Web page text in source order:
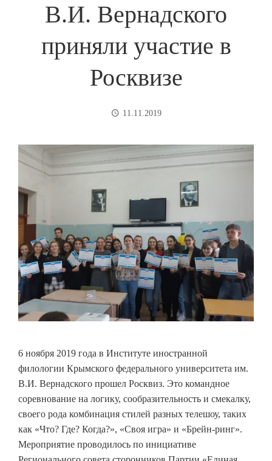
В.И. Вернадского
приняли участие в
Росквизе
11.11.2019
6 ноября 2019 года в Институте иностранной
филологии Крымского федерального университета им.
В.И. Вернадского прошел Росквиз. Это командное
соревнование на логику, сообразительность и смекалку,
своего рода комбинация стилей разных телешоу, таких
как «Что? Где? Когда?», «Своя игра» и «Брейн-ринг».
Мероприятие проводилось по инициативе